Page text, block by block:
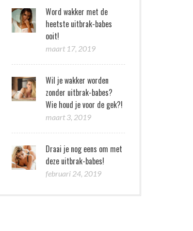
Word wakker met de
heetste uitbrak-babes
ooit!
maart 17, 2019
Wil je wakker worden
zonder uitbrak-babes?
Wie houd je voor de gek?!
maart 3, 2019
Draai je nog eens om met
deze uitbrak-babes!
februari 24, 2019